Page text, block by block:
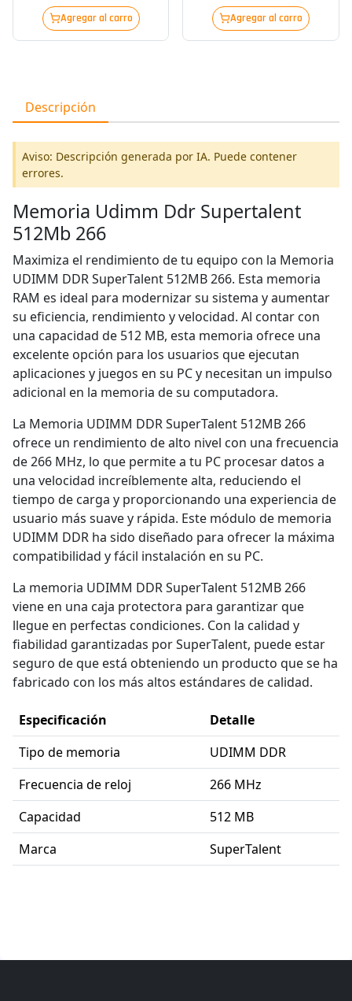
Agregar al carro Agregar al carro
Descripción
Aviso: Descripción generada por IA. Puede contener
errores.
Memoria Udimm Ddr Supertalent
512Mb 266
Maximiza el rendimiento de tu equipo con la Memoria
UDIMM DDR SuperTalent 512MB 266. Esta memoria
RAM es ideal para modernizar su sistema y aumentar
su eficiencia, rendimiento y velocidad. Al contar con
una capacidad de 512 MB, esta memoria ofrece una
excelente opción para los usuarios que ejecutan
aplicaciones y juegos en su PC y necesitan un impulso
adicional en la memoria de su computadora.
La Memoria UDIMM DDR SuperTalent 512MB 266
ofrece un rendimiento de alto nivel con una frecuencia
de 266 MHz, lo que permite a tu PC procesar datos a
una velocidad increíblemente alta, reduciendo el
tiempo de carga y proporcionando una experiencia de
usuario más suave y rápida. Este módulo de memoria
UDIMM DDR ha sido diseñado para ofrecer la máxima
compatibilidad y fácil instalación en su PC.
La memoria UDIMM DDR SuperTalent 512MB 266
viene en una caja protectora para garantizar que
llegue en perfectas condiciones. Con la calidad y
fiabilidad garantizadas por SuperTalent, puede estar
seguro de que está obteniendo un producto que se ha
fabricado con los más altos estándares de calidad.
Especificación
Detalle
Tipo de memoria
UDIMM DDR
Frecuencia de reloj
266 MHz
Capacidad
512 MB
Marca
SuperTalent